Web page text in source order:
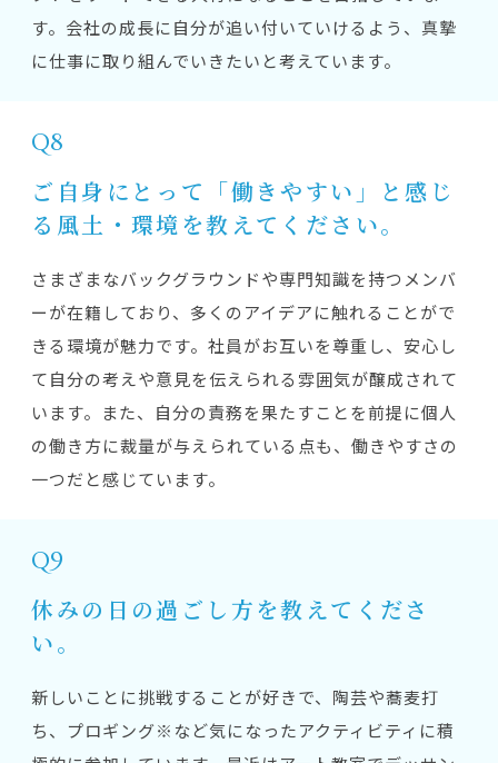
す。会社の成長に自分が追い付いていけるよう、真摯
に仕事に取り組んでいきたいと考えています。
Q8
ご自身にとって「働きやすい」と感じ
る風土・環境を教えてください。
さまざまなバックグラウンドや専門知識を持つメンバ
ーが在籍しており、多くのアイデアに触れることがで
きる環境が魅力です。社員がお互いを尊重し、安心し
て自分の考えや意見を伝えられる雰囲気が醸成されて
います。また、自分の責務を果たすことを前提に個人
の働き方に裁量が与えられている点も、働きやすさの
一つだと感じています。
Q9
休みの日の過ごし方を教えてくださ
い。
新しいことに挑戦することが好きで、陶芸や蕎麦打
ち、プロギング※など気になったアクティビティに積